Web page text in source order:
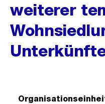
weiterer